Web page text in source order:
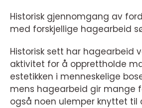
Historisk gjennomgang av
med forskjellige hagearbeid
Historisk sett har hagearbeid
aktivitet for å opprettholde
estetikken i menneskelige
mens hagearbeid gir mange
også noen ulemper knyttet til